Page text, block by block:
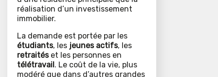
réalisation d’un investissement
immobilier.
La demande est portée par les
étudiants, les jeunes actifs, les
retraitéset les personnes en
télétravail. Le coût de la vie, plus
modéré que dans d’autres grandes